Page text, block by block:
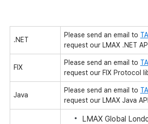
.NET
Please send an email to
request our LMAX .NET API
FIX
Please send an email to
request our FIX Protocol
Java
Please send an email to
request our LMAX Java API
LMAX Global